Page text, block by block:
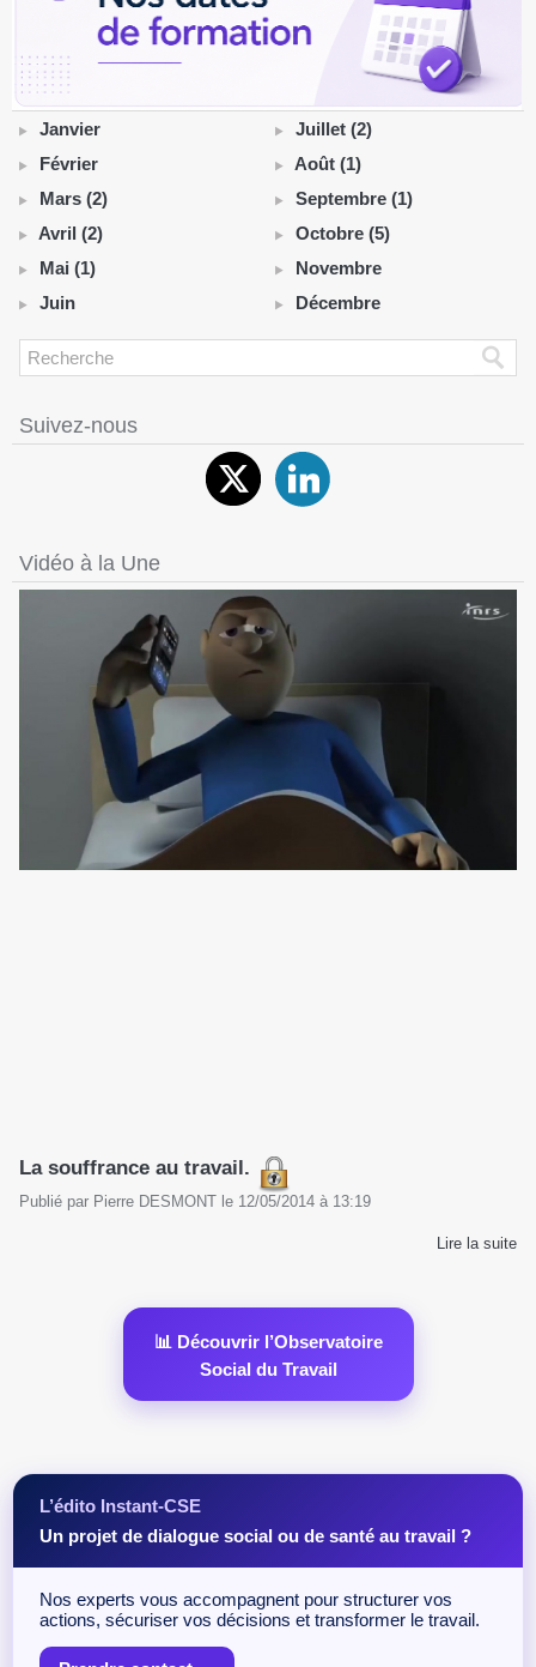
Janvier
Février
Mars (2)
Avril (2)
Mai (1)
Juin
Juillet (2)
Août (1)
Septembre (1)
Octobre (5)
Novembre
Décembre
Suivez-nous
Vidéo à la Une
La souffrance au travail.
Publié par Pierre DESMONT le 12/05/2014 à 13:19
Lire la suite
📊 Découvrir l’Observatoire
Social du Travail
L’édito Instant-CSE
Un projet de dialogue social ou de santé au travail ?
Nos experts vous accompagnent pour structurer vos
actions, sécuriser vos décisions et transformer le travail.